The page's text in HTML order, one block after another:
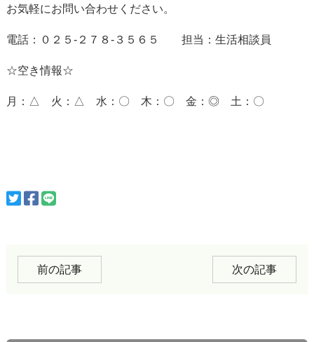
お気軽にお問い合わせください。
電話：０２５-２７８-３５６５ 担当：生活相談員
☆空き情報☆
月：△ 火：△ 水：〇 木：〇 金：◎ 土：〇
前の記事 次の記事